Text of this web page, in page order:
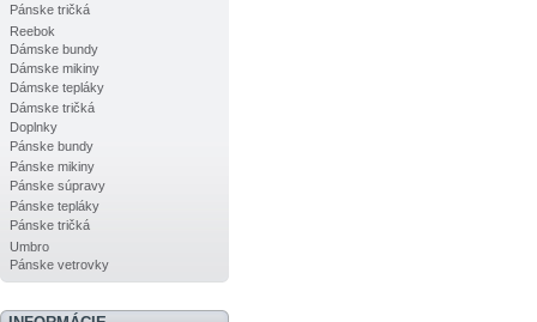
Pánske tričká
Reebok
Dámske bundy
Dámske mikiny
Dámske tepláky
Dámske tričká
Doplnky
Pánske bundy
Pánske mikiny
Pánske súpravy
Pánske tepláky
Pánske tričká
Umbro
Pánske vetrovky